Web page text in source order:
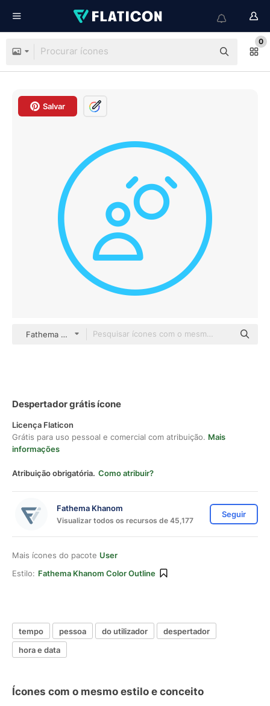
0
Salvar
Fathema Khanom color outline
Despertador grátis ícone
Licença Flaticon
Grátis para uso pessoal e comercial com atribuição. Mais
informações
Atribuição obrigatória. Como atribuir?
Fathema Khanom
Visualizar todos os recursos de 45,177
Seguir
Mais ícones do pacote User
Estilo: Fathema Khanom Color Outline
tempo pessoa do utilizador
despertador
hora e data
Ícones com o mesmo estilo e conceito